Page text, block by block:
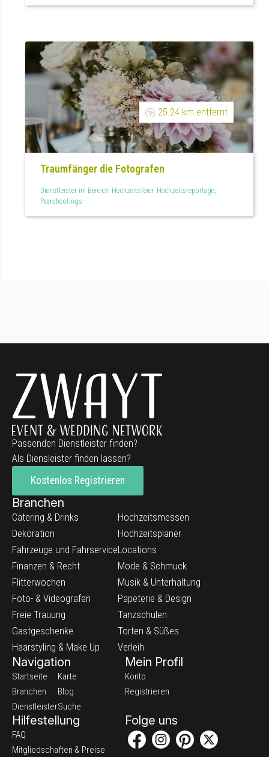
25.24 km entfernt
Traumfänger die Fotografen
Dienstleister im Bereich: Hochzeitsfeier, Hochzeitsreportage,
Paarshootings
Passenden Dienstleister finden?
Als Diensleister finden lassen?
Kostenlos Registrieren
Branchen
Catering & Drinks
Dekoration
Fahrzeuge und Fahrservice
Finanzen & Recht
Flitterwochen
Foto- & Videografen
Freie Trauung
Gastgeschenke
Haarstyling & Make Up
Hochzeitsmessen
Hochzeitsplaner
Locations
Mode & Schmuck
Musik & Unterhaltung
Papeterie & Design
Tanzschulen
Torten & Süßes
Verleih
Navigation
Startseite
Branchen
Dienstleister
Karte
Blog
Suche
Mein Profil
Konto
Registrieren
Hilfestellung
FAQ
Mitgliedschaften & Preise
Folge uns